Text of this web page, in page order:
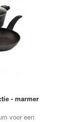
- marmer
voor een